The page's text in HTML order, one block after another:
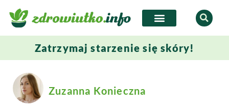
Zatrzymaj starzenie się skóry!
Zuzanna Konieczna